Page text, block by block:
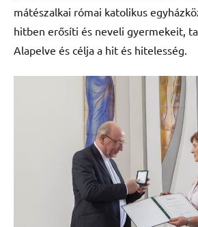
mátészalkai római katolikus
hitben erősíti és neveli gyermekeit,
Alapelve és célja a hit és hitelesség.